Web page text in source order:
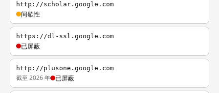
http://scholar.google.com
间歇性
https://dl-ssl.google.com
已屏蔽
http://plusone.google.com
截至 2026 年 已屏蔽